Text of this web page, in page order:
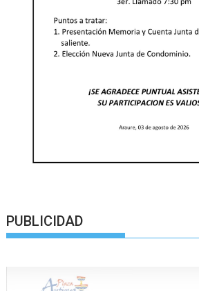
PUBLICIDAD